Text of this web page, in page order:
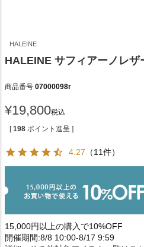
HALEINE
HALEINE サフィアーノレザ
商品番号 07000098r
¥19,800税込
[ 198 ポイント進呈 ]
4.27 （11件）
15,000円以上の購入で10%OFF
開催期間:8/8 10:00-8/17 9:59